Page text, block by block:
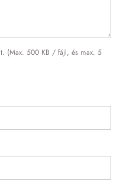
(Max. 500 KB / fájl, és max. 5